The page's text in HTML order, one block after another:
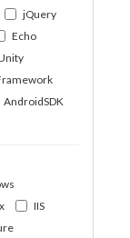
jQuery
Echo
AndroidSDK
IIS